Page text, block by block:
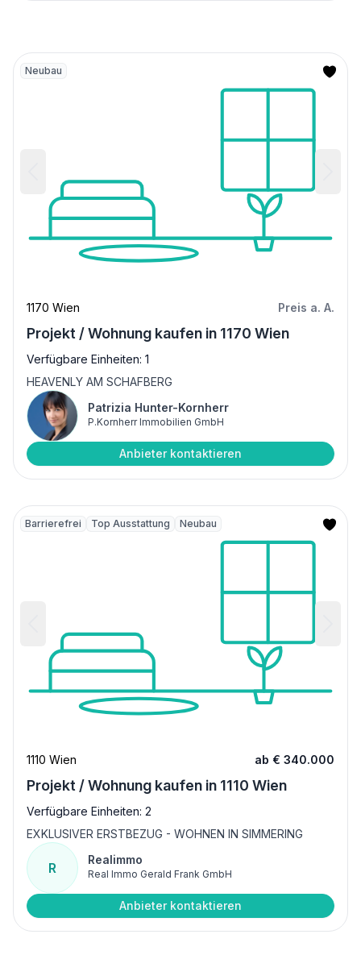
Neubau
1170 Wien Preis a. A.
Projekt / Wohnung kaufen in 1170 Wien
Verfügbare Einheiten: 1
HEAVENLY AM SCHAFBERG
Patrizia Hunter-Kornherr
P.Kornherr Immobilien GmbH
Anbieter kontaktieren
Barrierefrei Top Ausstattung Neubau
1110 Wien ab € 340.000
Projekt / Wohnung kaufen in 1110 Wien
Verfügbare Einheiten: 2
EXKLUSIVER ERSTBEZUG - WOHNEN IN SIMMERING
R
Realimmo
Real Immo Gerald Frank GmbH
Anbieter kontaktieren